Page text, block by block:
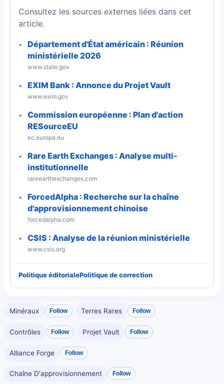
Consultez les sources externes liées dans cet
article.
Département d'État américain : Réunion
ministérielle 2026
www.state.gov
EXIM Bank : Annonce du Projet Vault
www.exim.gov
Commission européenne : Plan d'action
RESourceEU
ec.europa.eu
Rare Earth Exchanges : Analyse multi-
institutionnelle
rareearthexchanges.com
ForcedAlpha : Recherche sur la chaîne
d'approvisionnement chinoise
forcedalpha.com
CSIS : Analyse de la réunion ministérielle
www.csis.org
Politique éditorialePolitique de correction
Minéraux Follow Terres Rares Follow
Contrôles Follow Projet Vault Follow
Alliance Forge Follow
Chaîne D'approvisionnement Follow